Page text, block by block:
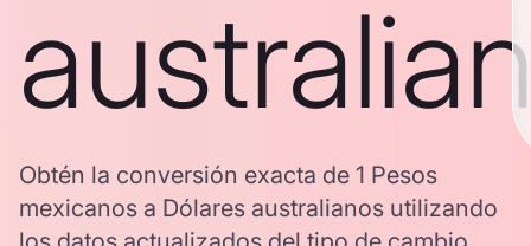
Obtén la conversión exacta de 1 Pesos
mexicanos a Dólares australianos utilizando